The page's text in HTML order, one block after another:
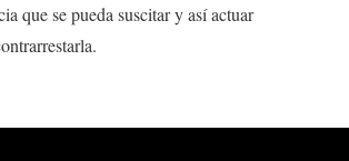
que se pueda suscitar y así actuar